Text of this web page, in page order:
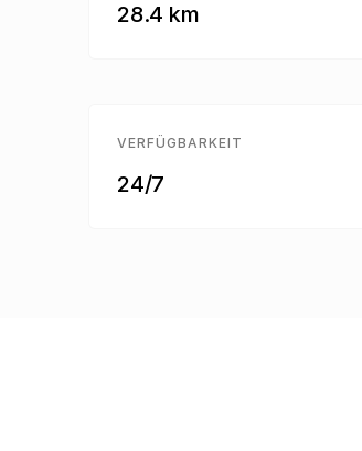
28.4 km
VERFÜGBARKEIT
24/7